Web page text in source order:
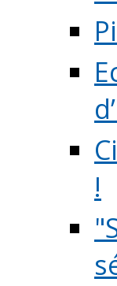
!